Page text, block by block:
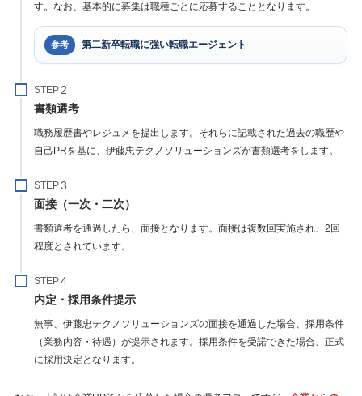
す。なお、基本的に募集は職種ごとに応募することとなります。
参考 第二新卒転職に強い転職エージェント
STEP
書類選考
職務履歴書やレジュメを提出します。それらに記載された過去の職歴や
自己PRを基に、伊藤忠テクノソリューションズが書類選考をします。
STEP
面接（一次・二次）
書類選考を通過したら、面接となります。面接は複数回実施され、2回
程度とされています。
STEP
内定・採用条件提示
無事、伊藤忠テクノソリューションズの面接を通過した場合、採用条件
（業務内容・待遇）が提示されます。採用条件を受諾できた場合、正式
に採用決定となります。